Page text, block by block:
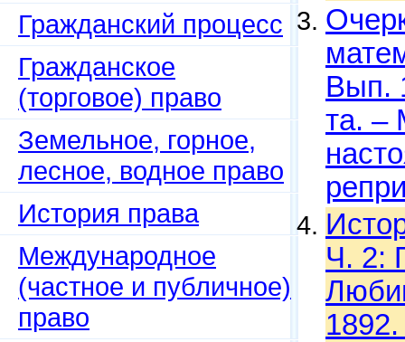
Гражданский процесс
Гражданское
(торговое) право
Земельное, горное,
лесное, водное право
История права
Международное
(частное и публичное)
право
Вып.
та. –
Ч. 2: